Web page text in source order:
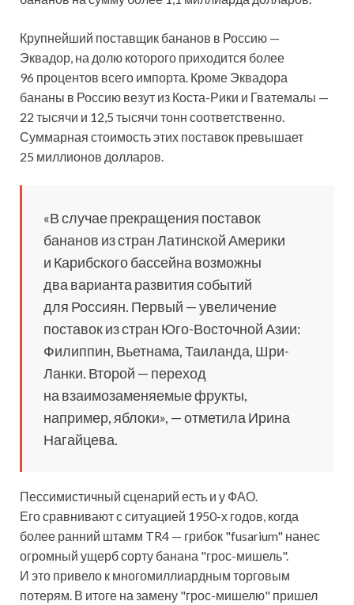
Крупнейший поставщик бананов в Россию —
Эквадор, на долю которого приходится более
96 процентов всего импорта. Кроме Эквадора
бананы в Россию везут из Коста-Рики и Гватемалы —
22 тысячи и 12,5 тысячи тонн соответственно.
Суммарная стоимость этих поставок превышает
25 миллионов долларов.
«В случае прекращения поставок
бананов из стран Латинской Америки
и Карибского бассейна возможны
два варианта развития событий
для Россиян. Первый — увеличение
поставок из стран Юго-Восточной Азии:
Филиппин, Вьетнама, Таиланда, Шри-
Ланки. Второй — переход
на взаимозаменяемые фрукты,
например, яблоки», — отметила Ирина
Нагайцева.
Пессимистичный сценарий есть и у ФАО.
Его сравнивают с ситуацией 1950-х годов, когда
более ранний штамм TR4 — грибок "fusarium" нанес
огромный ущерб сорту банана "грос-мишель".
И это привело к многомиллиардным торговым
потерям. В итоге на замену "грос-мишелю" пришел